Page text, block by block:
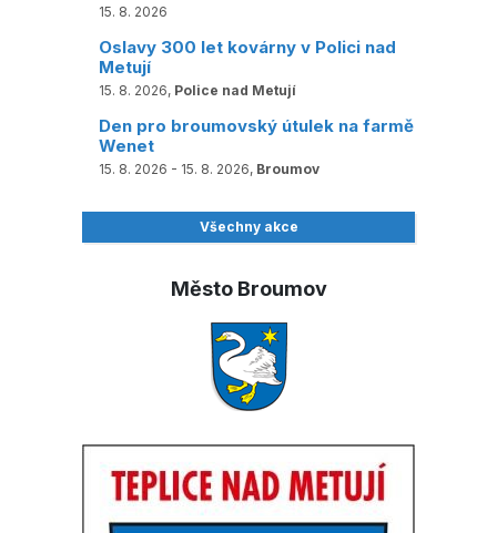
15. 8. 2026
Oslavy 300 let kovárny v Polici nad
Metují
15. 8. 2026, Police nad Metují
Den pro broumovský útulek na farmě
Wenet
15. 8. 2026 - 15. 8. 2026, Broumov
Všechny akce
Město Broumov